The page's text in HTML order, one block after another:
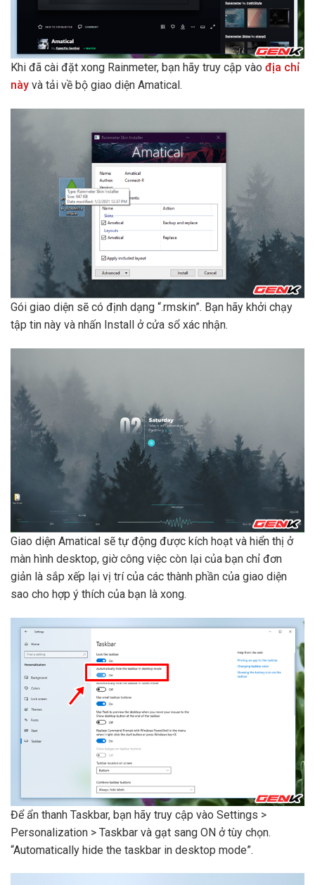
Khi đã cài đặt xong Rainmeter, bạn hãy truy cập vào địa chỉ
này và tải về bộ giao diện Amatical.
Gói giao diện sẽ có định dạng “.rmskin”. Bạn hãy khởi chạy
tập tin này và nhấn Install ở cửa sổ xác nhận.
Giao diện Amatical sẽ tự động được kích hoạt và hiển thị ở
màn hình desktop, giờ công việc còn lại của bạn chỉ đơn
giản là sắp xếp lại vị trí của các thành phần của giao diện
sao cho hợp ý thích của bạn là xong.
Để ẩn thanh Taskbar, bạn hãy truy cập vào Settings >
Personalization > Taskbar và gạt sang ON ở tùy chọn.
“Automatically hide the taskbar in desktop mode”.